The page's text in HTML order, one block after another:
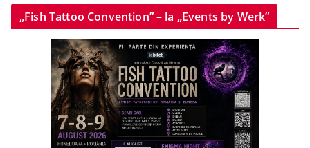
„Fish Tattoo Convention” – la „Events by Werk”